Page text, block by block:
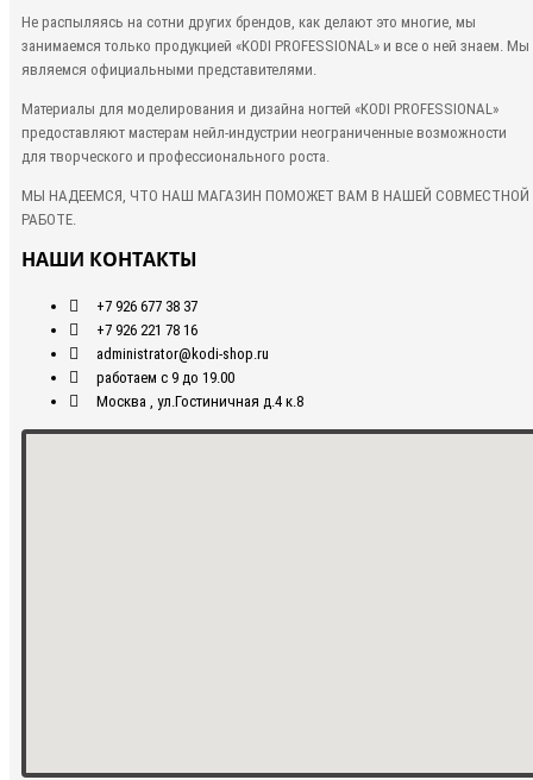
Не распыляясь на сотни других брендов, как делают это многие, мы
занимаемся только продукцией «KODI PROFESSIONAL» и все о ней знаем. Мы
являемся официальными представителями.
Материалы для моделирования и дизайна ногтей «KODI PROFESSIONAL»
предоставляют мастерам нейл-индустрии неограниченные возможности
для творческого и профессионального роста.
МЫ НАДЕЕМСЯ, ЧТО НАШ МАГАЗИН ПОМОЖЕТ ВАМ В НАШЕЙ СОВМЕСТНОЙ
РАБОТЕ.
НАШИ КОНТАКТЫ
+7 926 677 38 37
+7 926 221 78 16
administrator@kodi-shop.ru
работаем с 9 до 19.00
Москва , ул.Гостиничная д.4 к.8